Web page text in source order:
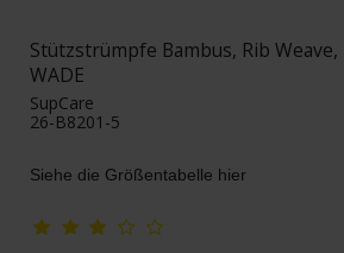
Stützstrümpfe Bambus, Rib Weave,
WADE
SupCare
26-B8201-5
Siehe die Größentabelle hier